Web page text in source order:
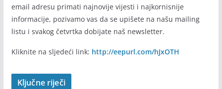
email adresu primati najnovije vijesti i najkornisnije
informacije, pozivamo vas da se upišete na našu mailing
listu i svakog četvrtka dobijate naš newsletter.
Kliknite na sljedeći link: http://eepurl.com/hJxOTH
Ključne riječi